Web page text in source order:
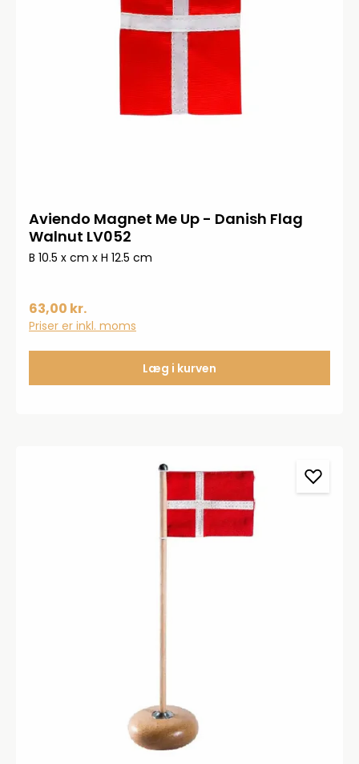
Aviendo Magnet Me Up - Danish Flag
Walnut LV052
B 10.5 x cm x H 12.5 cm
63,00 kr.
Priser er inkl. moms
Læg i kurven